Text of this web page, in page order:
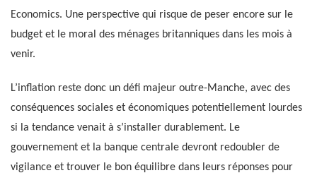
Economics. Une perspective qui risque de peser encore sur le
budget et le moral des ménages britanniques dans les mois à
venir.
L’inflation reste donc un défi majeur outre-Manche, avec des
conséquences sociales et économiques potentiellement lourdes
si la tendance venait à s’installer durablement. Le
gouvernement et la banque centrale devront redoubler de
vigilance et trouver le bon équilibre dans leurs réponses pour